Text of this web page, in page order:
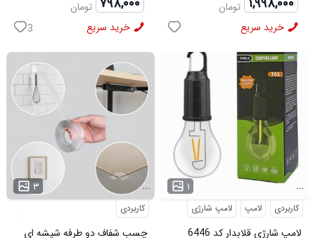
تومان
خرید سریع
3
تومان
خرید سریع
۳ ...
کاربردی
چسب شفاف دو طرفه شیشه ای
۱ ...
کاربردی لامپ لامپ شارژی
لامپ شارژی قلابدار کد 6446